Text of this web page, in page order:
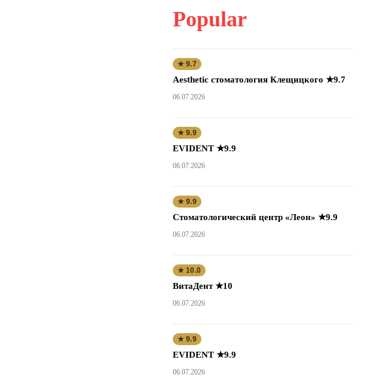
Popular
★ 9.7
Aesthetic стоматология Клещицкого ★9.7
06.07.2026
★ 9.9
EVIDENT ★9.9
06.07.2026
★ 9.9
Стоматологический центр «Леон» ★9.9
06.07.2026
★ 10.0
ВитаДент ★10
06.07.2026
★ 9.9
EVIDENT ★9.9
06.07.2026